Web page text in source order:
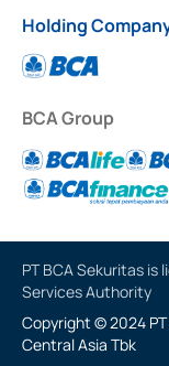
Holding
BCA Group
PT BCA Sekuritas is
Services Authority
Copyright © 2024
Central Asia Tbk